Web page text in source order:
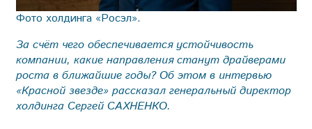
Фото холдинга «Росэл».
За счёт чего обеспечивается устойчивость
компании, какие направления станут драйверами
роста в ближайшие годы? Об этом в интервью
«Красной звезде» рассказал генеральный директор
холдинга Сергей САХНЕНКО.